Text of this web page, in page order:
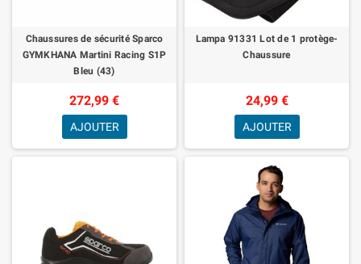
Chaussures de sécurité Sparco
GYMKHANA Martini Racing S1P
Bleu (43)
272,99 €
AJOUTER
Lampa 91331 Lot de 1 protège-
Chaussure
24,99 €
AJOUTER